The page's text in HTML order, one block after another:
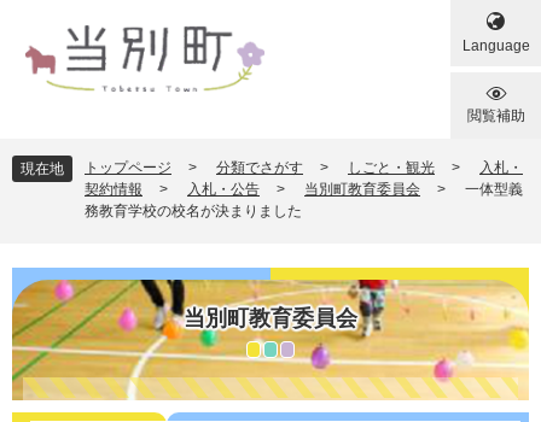
でば
文
Language
閲覧補助
現在地 トップページ > 分類でさがす > しごと・観光 >
入札・
契約情報
> 入札・公告 > 当別町教育委員会 >
一体型義
務教育学校の校名が決まりました
当別町教育委員会